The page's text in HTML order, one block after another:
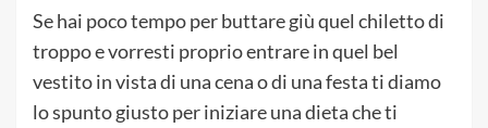
Se hai poco tempo per buttare giù quel chiletto di
troppo e vorresti proprio entrare in quel bel
vestito in vista di una cena o di una festa ti diamo
lo spunto giusto per iniziare una dieta che ti